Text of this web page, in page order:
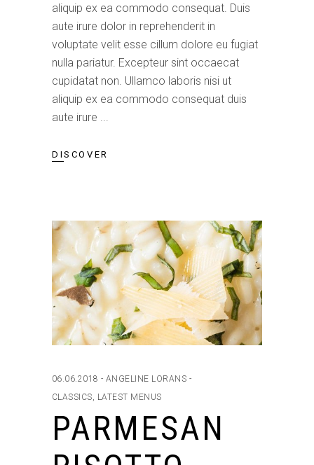
aliquip ex ea commodo consequat. Duis
aute irure dolor in reprehenderit in
voluptate velit esse cillum dolore eu fugiat
nulla pariatur. Excepteur sint occaecat
cupidatat non. Ullamco laboris nisi ut
aliquip ex ea commodo consequat duis
aute irure
DISCOVER
06.06.2018
ANGELINE LORANS
CLASSICS, LATEST MENUS
PARMESAN